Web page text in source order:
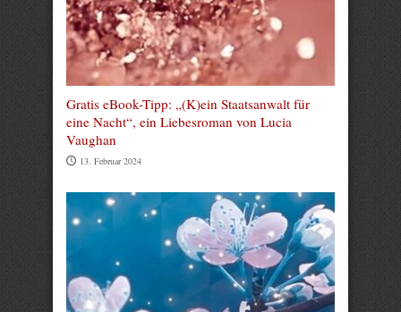
Gratis eBook-Tipp: „(K)ein Staatsanwalt für
eine Nacht“, ein Liebesroman von Lucia
Vaughan
13. Februar 2024